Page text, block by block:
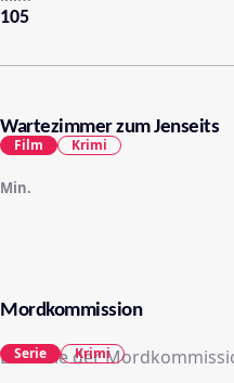
105
Wartezimmer zum Jenseits
Min.
Film Krimi
Mordkommission
Die Fälle der
Serie Krimi